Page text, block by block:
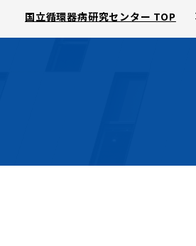
国立循環器病研究センター TOP